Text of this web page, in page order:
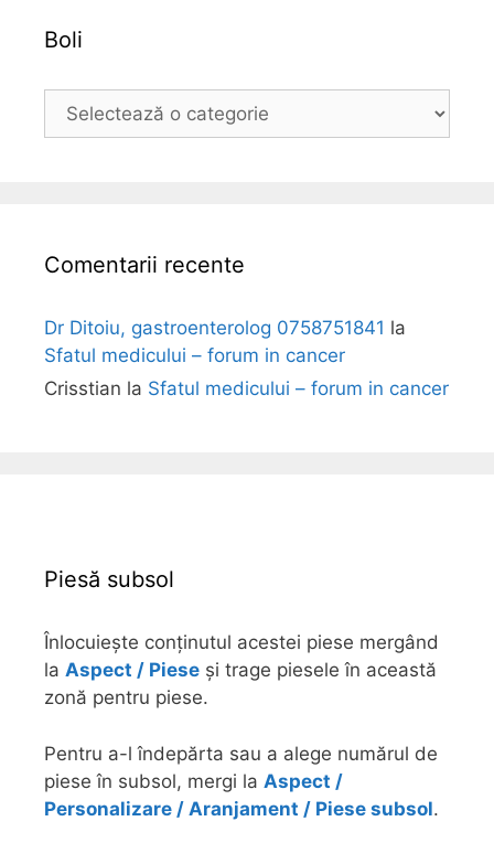
Boli
Comentarii recente
Dr Ditoiu, gastroenterolog 0758751841 la
Sfatul medicului – forum in cancer
Crisstian la Sfatul medicului – forum in cancer
Piesă subsol
Înlocuiește conținutul acestei piese mergând
la Aspect / Piese și trage piesele în această
zonă pentru piese.
Pentru a-l îndepărta sau a alege numărul de
piese în subsol, mergi la Aspect /
Personalizare / Aranjament / Piese subsol.